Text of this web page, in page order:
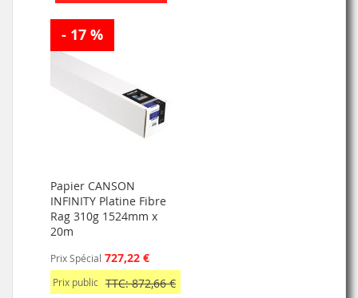
- 17 %
Papier CANSON
INFINITY Platine Fibre
Rag 310g 1524mm x
20m
Prix Spécial 727,22 €
Prix public TTC: 872,66 €